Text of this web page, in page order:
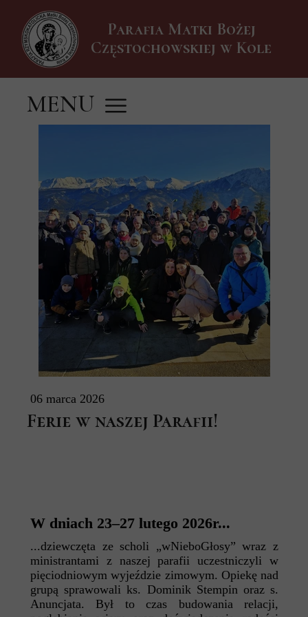
MENU
Parafia Matki Bożej
Częstochowskiej w Kole
06 marca 2026
Ferie w naszej Parafii!
W dniach 23–27 lutego 2026r...
...dziewczęta ze scholi „wNieboGłosy” wraz z
ministrantami z naszej parafii uczestniczyli w
pięciodniowym wyjeździe zimowym. Opiekę nad
grupą sprawowali ks. Dominik Stempin oraz s.
Anuncjata. Był to czas budowania relacji,